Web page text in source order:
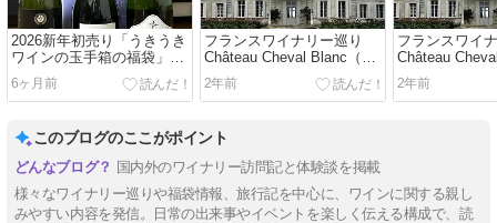
2026新年初売り「うきうき
ワインの玉手箱の福袋」中
身はこんな感じでした
6ヶ月前
フランスワイナリー巡り
Château Cheval Blanc（シ
ャトー・シュヴァル・ブラ
ン）訪問記
2年前
フランスワイ
Château
ャトー・シュ
ン）訪問記
2年前
このブログのここがポイント
国内外のワイナリー訪問記と体験談を掲載
様々なワイナリー巡りや福袋情報、旅行記を中心に、ワインに関する親し
みやすい内容を発信。日常の出来事やイベントを楽しく伝える構成で、読